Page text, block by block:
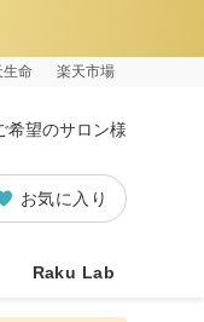
生命 楽天市場
希望のサロン様
お気に入り
Raku Lab